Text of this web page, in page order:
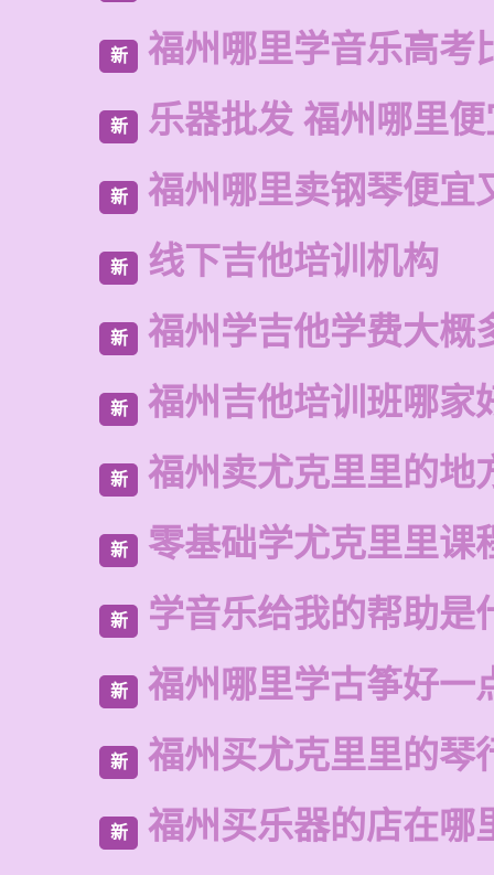
新 福州哪里学音乐高考
新 乐器批发 福州哪里
新 福州哪里卖钢琴便宜
新 线下吉他培训机构
新 福州学吉他学费大概
新 福州吉他培训班哪家
新 福州卖尤克里里的地
新 零基础学尤克里里课
新 学音乐给我的帮助是
新 福州哪里学古筝好一
新 福州买尤克里里的琴
新 福州买乐器的店在哪